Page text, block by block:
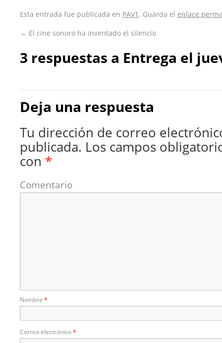
Esta entrada fue publicada en PAV1 . Guarda el enlace
← El cine sonoro ha inventado el silencio
3 respuestas a Entrega el
Deja una respuesta
Tu dirección de correo
publicada. Los campos
con *
Comentario
Nombre *
Correo electrónico*